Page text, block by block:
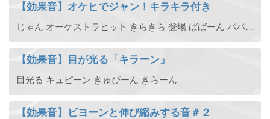
【効果音】オケヒでジャン！キラキラ付き
じゃん オーケストラヒット きらきら 登場 ばばーん ババーン 参上
【効果音】目が光る「キラーン」
目光る キュピーン きゅぴーん きらーん
【効果音】ビヨーンと伸び縮みする音＃２